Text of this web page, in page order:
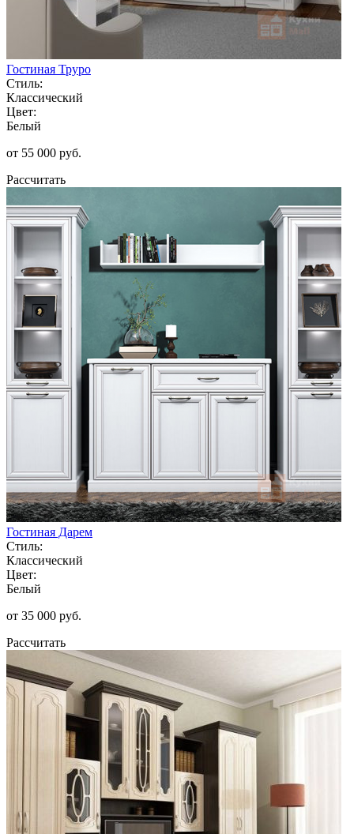
Гостиная Труро
Стиль:
Классический
Цвет:
Белый
от 55 000 руб.
Рассчитать
Гостиная Дарем
Стиль:
Классический
Цвет:
Белый
от 35 000 руб.
Рассчитать